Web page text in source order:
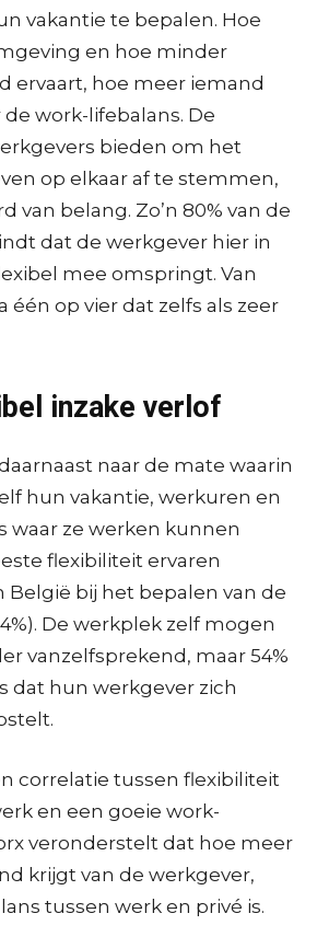
vakantie te bepalen. Hoe
en hoe minder
ervaart, hoe meer iemand
work-lifebalans. De
bieden om het
op elkaar af te stemmen,
van belang. Zo’n 80% van de
dat de werkgever hier in
mee omspringt. Van
één op vier dat zelfs als zeer
inzake verlof
naar de mate waarin
hun vakantie, werkuren en
waar ze werken kunnen
flexibiliteit ervaren
België bij het bepalen van de
De werkplek zelf mogen
vanzelfsprekend, maar 54%
dat hun werkgever zich
correlatie tussen flexibiliteit
en een goeie work-
veronderstelt dat hoe meer
krijgt van de werkgever,
tussen werk en privé is.